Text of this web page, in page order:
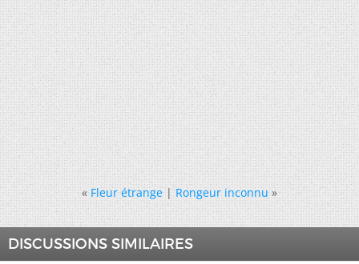
« Fleur étrange|Rongeur inconnu »
DISCUSSIONS SIMILAIRES